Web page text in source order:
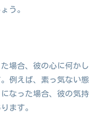
う。
場合、彼の心に何かし
例えば、素っ気ない態
なった場合、彼の気持
ます。